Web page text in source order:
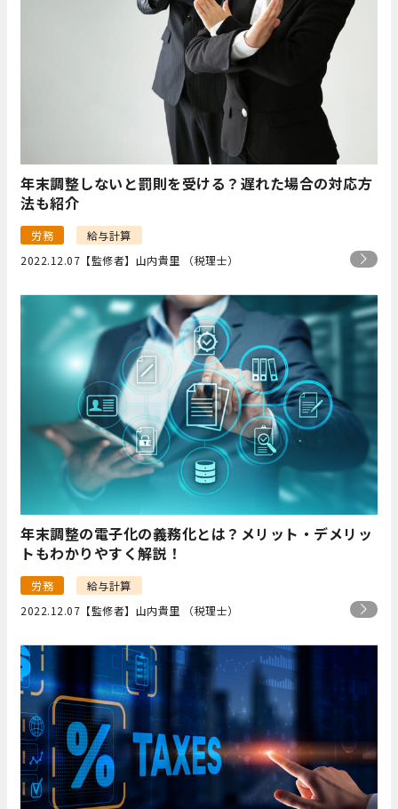
年末調整しないと罰則を受ける？遅れた場合の対応方
法も紹介
労務
給与計算
2022.12.07 【監修者】山内貴里 （税理士）
年末調整の電子化の義務化とは？メリット・デメリッ
トもわかりやすく解説！
労務
給与計算
2022.12.07 【監修者】山内貴里 （税理士）